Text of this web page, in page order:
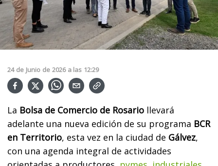
24 de Junio de 2026 a las 12:29
La Bolsa de Comercio de Rosario llevará
adelante una nueva edición de su programa BCR
en Territorio, esta vez en la ciudad de Gálvez,
con una agenda integral de actividades